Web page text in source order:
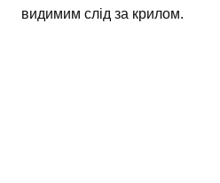
видимим слід за крилом.